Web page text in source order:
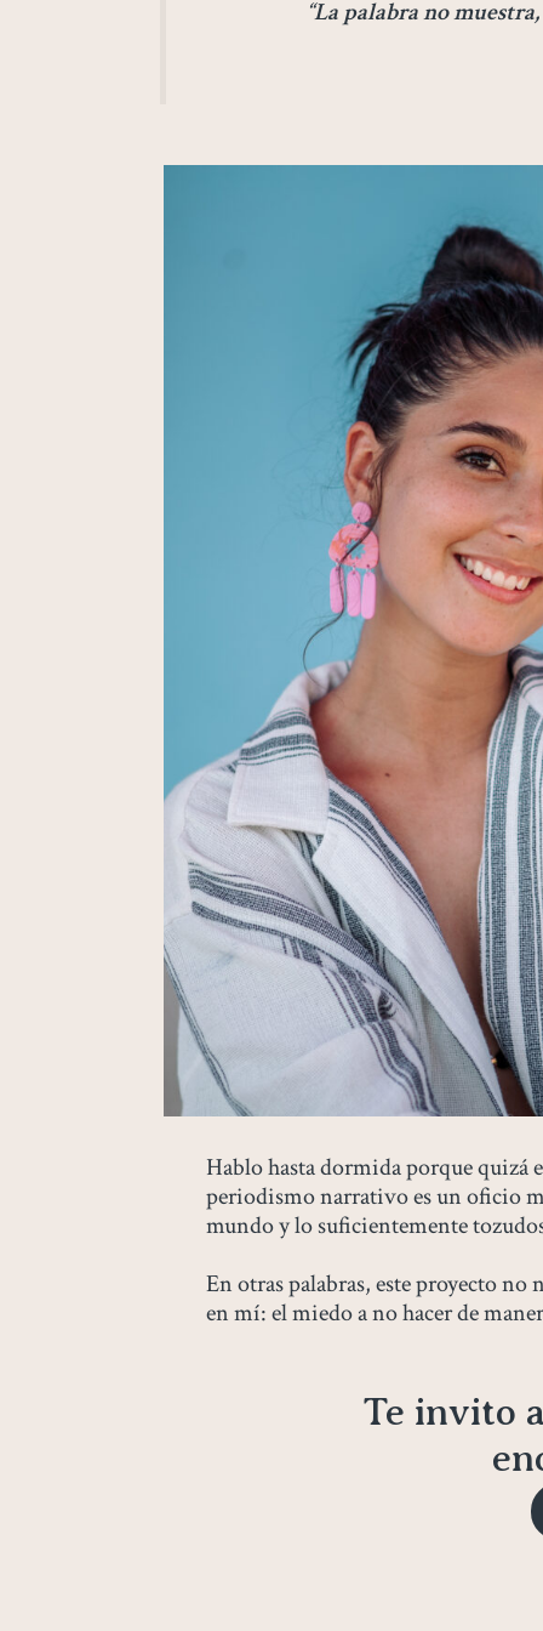
“La palabra no
Hablo hasta dormida porque quizá
periodismo narrativo es un oficio
mundo y lo suficientemente
En otras palabras, este proyecto no
en mí: el miedo a no hacer de
Te invito